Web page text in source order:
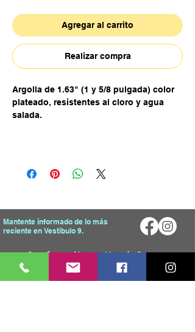
Agregar al carrito
Realizar compra
Argolla de 1.63" (1 y 5/8 pulgada) color
plateado, resistentes al cloro y agua
salada.
Mantente informado de lo más
reciente en Vestibulo 9.
Enviar